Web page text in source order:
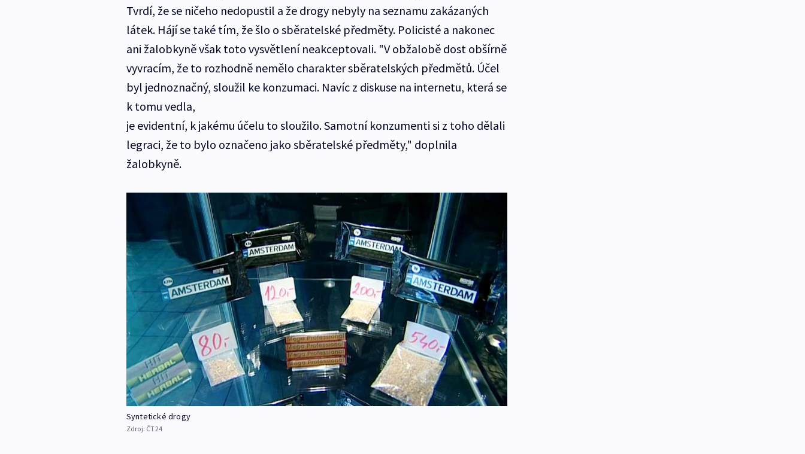
Tvrdí, že se ničeho nedopustil a že drogy nebyly na seznamu zakázaných
látek. Hájí se také tím, že šlo o sběratelské předměty. Policisté a nakonec
ani žalobkyně však toto vysvětlení neakceptovali. "V obžalobě dost obšírně
vyvracím, že to rozhodně nemělo charakter sběratelských předmětů. Účel
byl jednoznačný, sloužil ke konzumaci. Navíc z diskuse na internetu, která se
k tomu vedla,
je evidentní, k jakému účelu to sloužilo. Samotní konzumenti si z toho dělali
legraci, že to bylo označeno jako sběratelské předměty," doplnila
žalobkyně.
Syntetické drogy
Zdroj: ČT24